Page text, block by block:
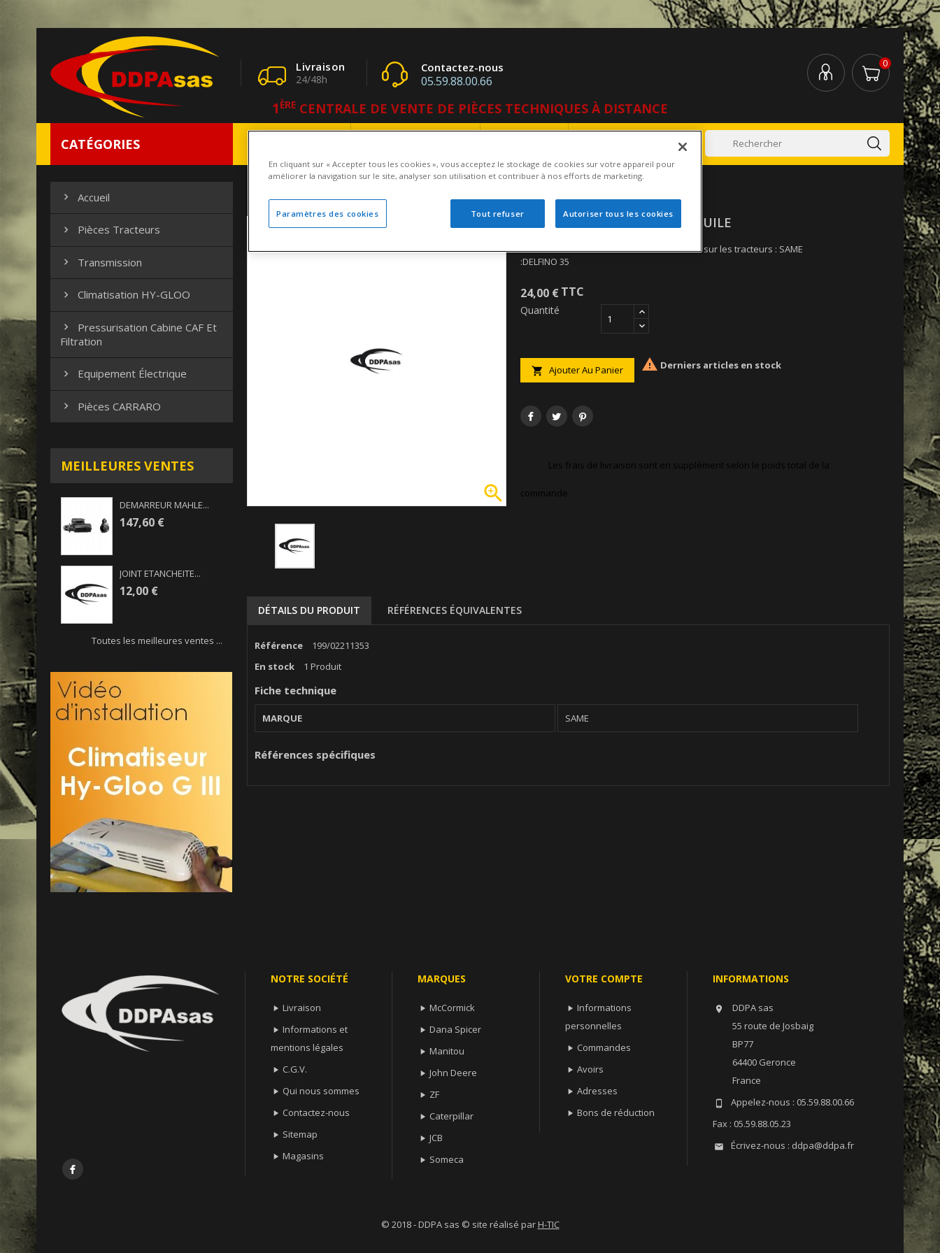
Livraison
24/48h
Contactez-nous
05.59.88.00.66
0
1 ÈRE CENTRALE DE VENTE DE PIÈCES TECHNIQUES À DISTANCE
CATÉGORIES
 Accueil
 Pièces Tracteurs
 Transmission
 Climatisation HY-GLOO

Pressurisation Cabine CAF Et
Filtration
 Equipement Électrique
 Pièces CARRARO
MEILLEURES VENTES
DEMARREUR MAHLE...
147,60 €
JOINT ETANCHEITE...
12,00 €
Toutes les meilleures ventes ...
Pièces Tracteurs Moteur BOUCHON DE RESERVOIR A HUILE

BOUCHON DE RESERVOIR A HUILE
Ce bouchon de réservoir à huile est monté sur les tracteurs : SAME
:DELFINO 35
24,00 €TTC
Quantité
 Ajouter Au Panier  Derniers articles en stock
Les frais de livraison sont en supplément selon le poids total de la
commande
DÉTAILS DU PRODUIT RÉFÉRENCES ÉQUIVALENTES
Référence
199/02211353
En stock
1 Produit
Fiche technique
MARQUE SAME
Références spécifiques
NOTRE SOCIÉTÉ
 Livraison
 Informations et
mentions légales
 C.G.V.
 Qui nous sommes
 Contactez-nous
 Sitemap
 Magasins
MARQUES
 McCormick
 Dana Spicer
 Manitou
 John Deere
 ZF
 Caterpillar
 JCB
 Someca
VOTRE COMPTE
 Informations
personnelles
 Commandes
 Avoirs
 Adresses
 Bons de réduction
INFORMATIONS

DDPA sas
55 route de Josbaig
BP77
64400 Geronce
France
 Appelez-nous : 05.59.88.00.66
Fax : 05.59.88.05.23
 Écrivez-nous : ddpa@ddpa.fr
© 2018 - DDPA sas © site réalisé parH-TIC
En cliquant sur « Accepter tous les cookies », vous acceptez le stockage de cookies sur votre appareil pour
améliorer la navigation sur le site, analyser son utilisation et contribuer à nos efforts de marketing.
Tout refuser Autoriser tous les cookies
Paramètres des cookies